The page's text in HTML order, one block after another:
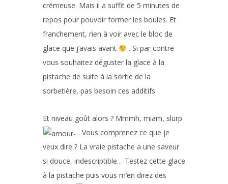
crémeuse. Mais il a suffit de 5 minutes de
repos pour pouvoir former les boules. Et
franchement, rien à voir avec le bloc de
glace que j’avais avant
. Si par contre
vous souhaitez déguster la glace à la
pistache de suite à la sortie de la
sorbetière, pas besoin ces additifs
Et niveau goût alors ? Mmmh, miam, slurp
. Vous comprenez ce que je
veux dire ? La vraie pistache a une saveur
si douce, indescriptible… Testez cette glace
à la pistache puis vous m’en direz des